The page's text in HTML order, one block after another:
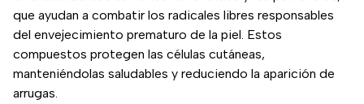
que ayudan a combatir los radicales libres responsables
del envejecimiento prematuro de la piel. Estos
compuestos protegen las células cutáneas,
manteniéndolas saludables y reduciendo la aparición de
arrugas.